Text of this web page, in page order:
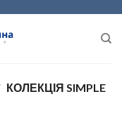
КОЛЕКЦІЯ SIMPLE